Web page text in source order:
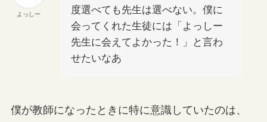
よっしー
度選べても先生は選べない。僕に
会ってくれた生徒には「よっしー
先生に会えてよかった！」と言わ
せたいなあ
僕が教師になったときに特に意識していたのは、